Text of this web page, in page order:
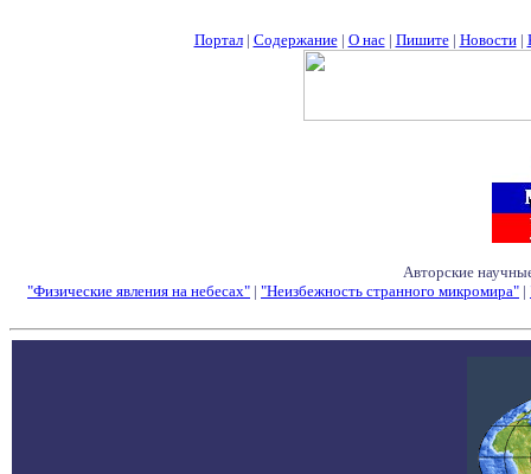
Портал| Содержание| О нас| Пишите| Новости|
Авторские
"Физические явления на небесах" | "Неизбежность странного микромира" |